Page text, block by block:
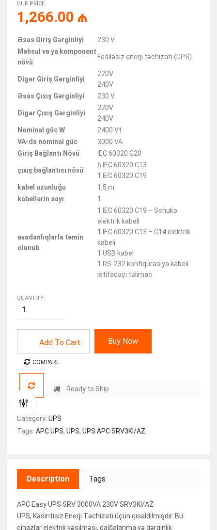
OUR PRICE
1,266.00 ₼
Əsas Giriş Gərginliyi
230 V
Məhsul və ya komponent
növü
Fasiləsiz enerji təchizatı (UPS)
Digər Giriş Gərginliyi
220V
240V
Əsas Çıxış Gərginliyi
230 V
Digər Çıxış Gərginliyi
220V
240V
Nominal güc W
2400 Vt
VA-da nominal güc
3000 VA
Giriş Bağlantı Növü
IEC 60320 C20
çıxış bağlantısı növü
6 IEC 60320 C13
1 IEC 60320 C19
kabel uzunluğu
1,5 m
kabellərin sayı
1
avadanlıqlarla təmin
olunub
1 IEC 60320 C19 – Schuko
elektrik kabeli
1 IEC 60320 C13 – C14 elektrik
kabeli
1 USB kabel
1 RS-232 konfiqurasiya kabeli
istifadəçi təlimatı
QUANTITY:
Add To Cart Buy Now
COMPARE
Ready to Ship
Category: UPS
Tags: APC UPS, UPS, UPS APC SRV3KI/AZ
Description Tags
APC Easy UPS SRV 3000VA 230V SRV3KI/AZ
UPS, Kəsintisiz Enerji Təchizatı üçün qısaldılmışdır. Bu
cihazlar elektrik kəsilməsi, dalğalanma və gərginlik